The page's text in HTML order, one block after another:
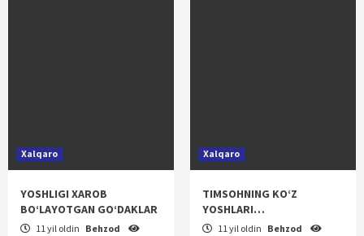
Xalqaro
YOSHLIGI XAROB
BO‘LAYOTGAN GO‘DAKLAR
11 yil oldin Behzod
Xalqaro
TIMSOHNING KO‘Z
YOSHLARI…
11 yil oldin Behzod